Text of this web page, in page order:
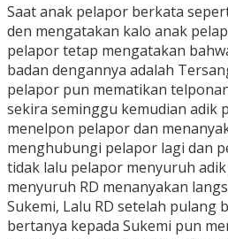
Saat anak pelapor berkata
den mengatakan kalo anak
pelapor tetap mengatakan
badan dengannya adalah
pelapor pun mematikan
sekira seminggu kemudian adik
menelpon pelapor dan
menghubungi pelapor lagi dan
tidak lalu pelapor menyuruh
menyuruh RD menanyakan
Sukemi, Lalu RD setelah pulang
bertanya kepada Sukemi pun